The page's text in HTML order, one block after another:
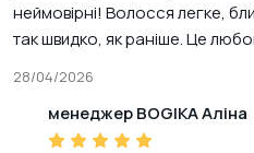
неймовірні! Волосся легке,
так швидко, як раніше. Це
28/04/2026
менеджер BOGIKA Аліна